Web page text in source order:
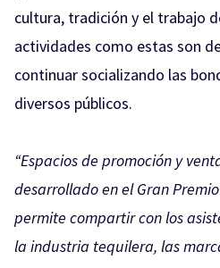
cultura, tradición y el trabajo
actividades como estas son
continuar socializando las
diversos públicos.
“Espacios de promoción y
desarrollado en el Gran
permite compartir con los
la industria tequilera, las